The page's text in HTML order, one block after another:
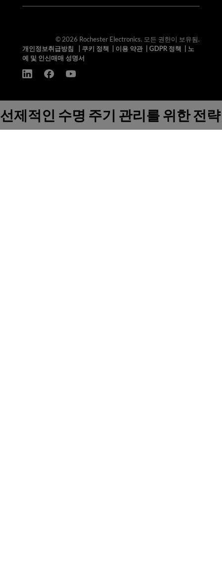
© 2026 Rochester Electronics. 모든 권한이 보유됨.
개인정보취급방침
쿠키 정책 이용 약관| GDPR 정책
노
예 및 인신매매 성명서
선제적인 수명 주기 관리를 위한 전략